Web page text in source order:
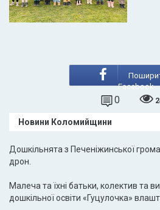
Facebook
0
Новини Коломийщини
Дошкільнята з Печеніжинської
дрон.
Малеча та їхні батьки, колектив та
дошкільної освіти «Гуцулочка»